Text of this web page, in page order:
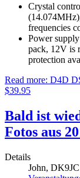
Crystal
frequencies
Power
pack, 12V is
protection
Read more: D4D
$39.95
Bald ist
Fotos aus
Details
John,